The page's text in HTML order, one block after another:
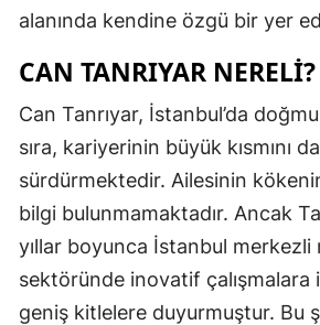
alanında kendine özgü bir yer
CAN TANRIYAR NERELI?
Can Tanrıyar, İstanbul’da
sıra, kariyerinin büyük kısmını
sürdürmektedir. Ailesinin
bilgi bulunmamaktadır. Ancak
yıllar boyunca İstanbul merkezli
sektöründe inovatif çalışmalara
geniş kitlelere duyurmuştur. Bu